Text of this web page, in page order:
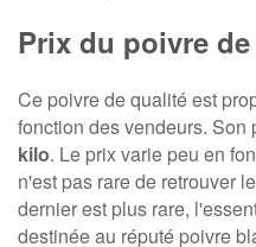
Prix du poivre
Ce poivre de qualité est
fonction des vendeurs. Son
kilo. Le prix varie peu en
n'est pas rare de retrouver
dernier est plus rare,
destinée au réputé poivre